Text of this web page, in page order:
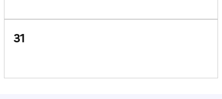
31